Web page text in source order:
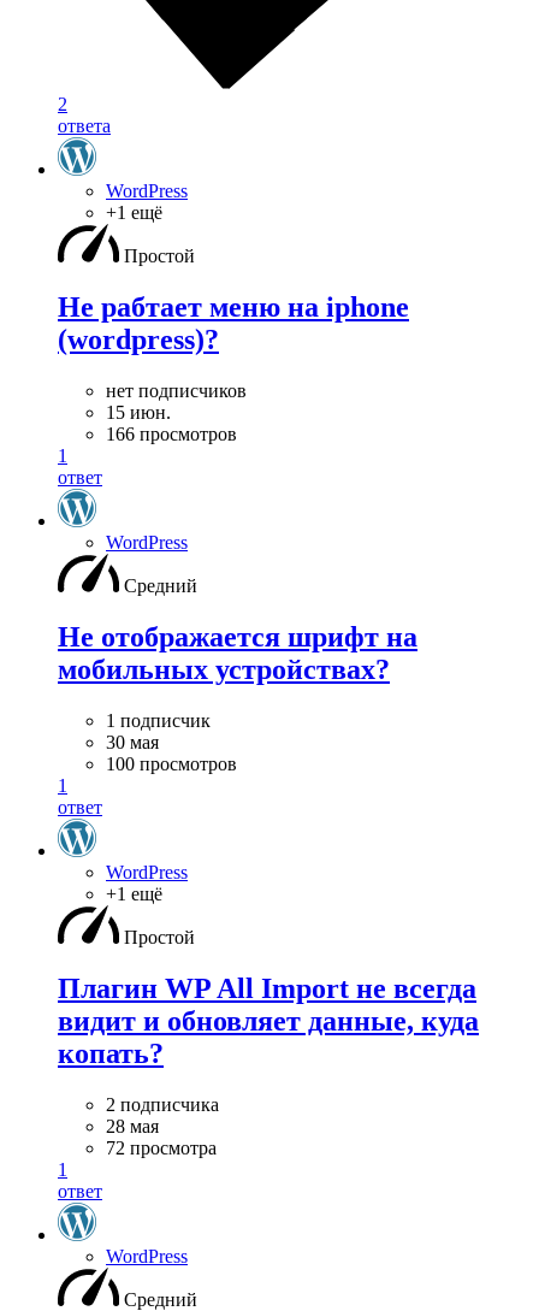
2
ответа
WordPress
+1 ещё
Простой
Не рабтает меню на iphone
(wordpress)?
нет подписчиков
15 июн.
166 просмотров
1
ответ
WordPress
Средний
Не отображается шрифт на
мобильных устройствах?
1 подписчик
30 мая
100 просмотров
1
ответ
WordPress
+1 ещё
Простой
Плагин WP All Import не всегда
видит и обновляет данные, куда
копать?
2 подписчика
28 мая
72 просмотра
1
ответ
WordPress
Средний